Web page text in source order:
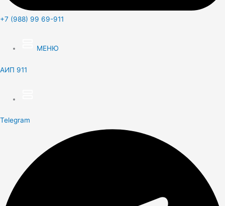
+7 (988) 99 69-911
МЕНЮ
АИП 911
Telegram